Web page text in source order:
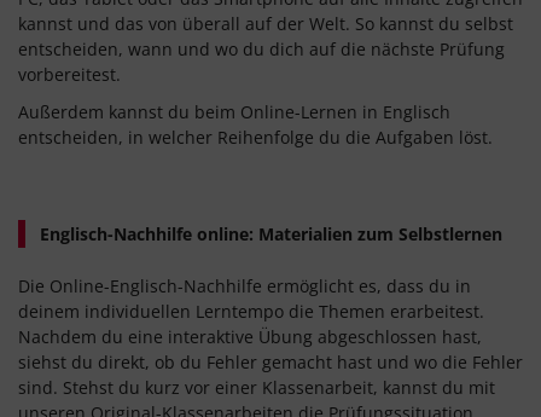
kannst und das von überall auf der Welt. So kannst du selbst
entscheiden, wann und wo du dich auf die nächste Prüfung
vorbereitest.
Außerdem kannst du beim Online-Lernen in Englisch
entscheiden, in welcher Reihenfolge du die Aufgaben löst.
Englisch-Nachhilfe online: Materialien zum Selbstlernen
Die Online-Englisch-Nachhilfe ermöglicht es, dass du in
deinem individuellen Lerntempo die Themen erarbeitest.
Nachdem du eine interaktive Übung abgeschlossen hast,
siehst du direkt, ob du Fehler gemacht hast und wo die Fehler
sind. Stehst du kurz vor einer Klassenarbeit, kannst du mit